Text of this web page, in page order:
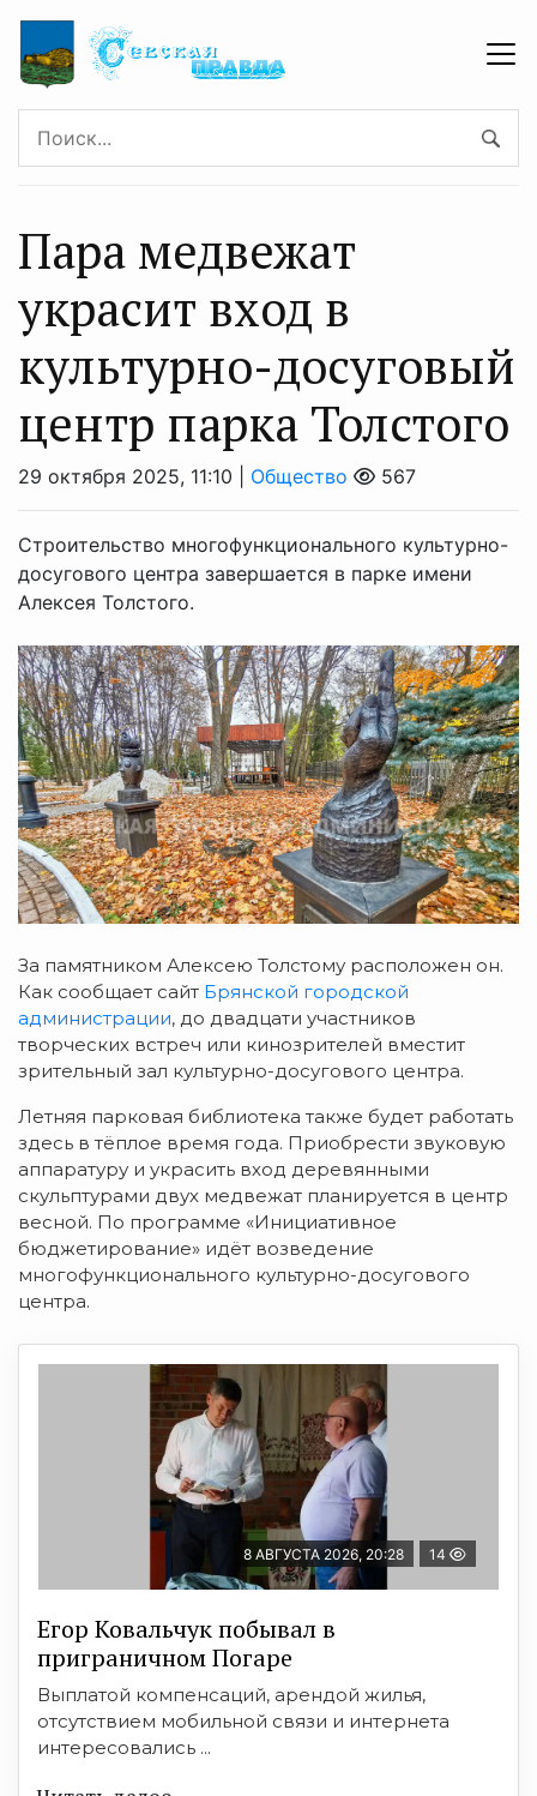
Пара медвежат
украсит вход в
культурно-досуговый
центр парка Толстого
29 октября 2025, 11:10 | Общество 567
Строительство многофункционального культурно-
досугового центра завершается в парке имени
Алексея Толстого.
За памятником Алексею Толстому расположен он.
Как сообщает сайт Брянской городской
администрации, до двадцати участников
творческих встреч или кинозрителей вместит
зрительный зал культурно-досугового центра.
Летняя парковая библиотека также будет работать
здесь в тёплое время года. Приобрести звуковую
аппаратуру и украсить вход деревянными
скульптурами двух медвежат планируется в центр
весной. По программе «Инициативное
бюджетирование» идёт возведение
многофункционального культурно-досугового
центра.
8 АВГУСТА 2026, 20:28 14
Егор Ковальчук побывал в
приграничном Погаре
Выплатой компенсаций, арендой жилья,
отсутствием мобильной связи и интернета
интересовались ...